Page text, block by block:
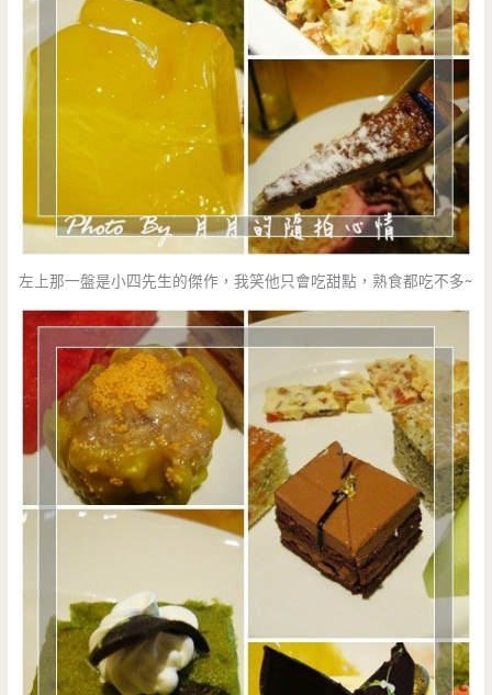
左上那一盤是小四先生的傑作，我笑他只會吃甜點，熟食都吃不多~